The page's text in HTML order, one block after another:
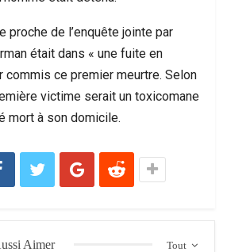
proche de l’enquête jointe par
était dans « une fuite en
commis ce premier meurtre. Selon
victime serait un toxicomane
mort à son domicile.
Tout
Aimer